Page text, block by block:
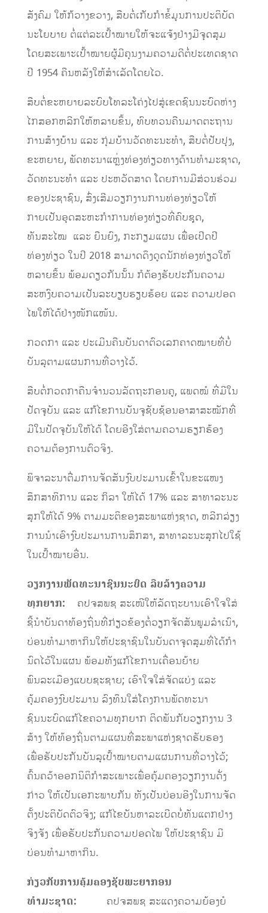
ສັງຄົມ ໃຫ້ກ້ວາງຂວາງ, ສືບຕໍ່ເກັບກໍາຂໍ້ມູນການປະຕິບັດ
ນະໂຍບາຍ ຕໍ່ແຕ່ລະເປົ້າໝາຍໃຫ້ຈະ​ແຈ້ງຢ່າງມີຈຸດສຸມ
ໂດຍສະເພາະເປົ້າໝາຍຜູ້ມີຄຸນງາມຄວາມດີ​ຕໍ່​ປະເທດຊາດ
ປີ 1954 ຄືນຫລັງໃຫ້ສໍາເລັດໂດຍໄວ.
​ສືບຕໍ່ຂະຫຍາຍ​ລະບົບ​ໂທລະ​ໂຄ່ງ​ໄປ​ສູ່​ເຂດ​ຊົນນະບົດ​ຫ່າງ​
ໄກ​ສອກຫລີກ​ໃຫ້​ຫລາຍ​ຂຶ້ນ, ທົບທວນຄືນມາດຕະຖານ
ການສ້າງບ້ານ ແລະ ກຸ່ມບ້ານວັດທະນະທຳ, ສືບຕໍ່ປັບປຸງ,
ຂະຫຍາຍ, ພັດທະນາແຫຼ່ງທ່ອງທ່ຽວທາງດ້ານທໍາມະຊາດ,
ວັດທະນະທຳ ແລະ ປະຫວັດສາດ ໂດຍການມີສ່ວນຮ່ວມ
ຂອງປະຊາຊົນ, ສົ່ງເສີມວຽກງານການທ່ອງທ່ຽວໃຫ້
ກາຍເປັນອຸດສະຫະກຳການທ່ອງທ່ຽວທີ່ຄົບຊຸດ,
ທັນສະໄໝ ແລະ ຍືນຍົງ, ກະກຽມແຜນ ເພື່ອເປີດປີ
ທ່ອງທ່ຽວ ​ໃນ​ປີ 2018 ​​ສາມາດ​ດຶງ​ດູດ​ນັກ​ທ່ອງ​ທ່ຽວ​ໃຫ້​
ຫລາຍ​ຂຶ້ນ ພ້ອມ​ດຽວ​ກັນ​ນັ້ນ​ ກໍຕ້ອງຮັບປະກັນຄວາມ
ສະຫງົບຄວາມ​ເປັນ​ລະບຽບ​ຮຽບຮ້ອຍ ​ແລະ ຄວາມປອດ
ໄພໃຫ້​ໄດ້​ຢ່າງ​ໜັກ​ແໜ້ນ.
ກວດກາ ແລະ ປະເມີນຄືນບັນດາ​ຕົວ​ເລກຄາດໝາຍທີ່ບໍ່
ບັນລຸຕາມແຜນການທີ່​ວາງ​ໄວ້.
ສືບຕໍ່ກວດກາຄືນຈຳນວນລັດຖະກອນຄູ, ແພດໝໍ ທີ່ມີໃນ
ປັດຈຸບັນ ແລະ ແກ້ໄຂການບັນຈຸຊັບຊ້ອນອາສາສະໝັກທີ່
ມີໃນປັດຈຸບັນ​ໃຫ້​ໄດ້​ ​ໂດຍ​ອີງໃສ່ຕາມຄວາມຮຽກຮ້ອງ
ຄວາມຕ້ອງການຕົວຈິງ.
ພິຈາລະນາ​ຕື່ມການຈັດສັນງົບປະມານເຂົ້າໃນຂະແໜງ
ສຶກສາທິການ ແລະ ກິລາ ໃຫ້ໄດ້ 17% ແລະ ສາທາລະນະ
ສຸກໃຫ້ໄດ້ 9% ຕາມມະຕິຂອງສະພາແຫ່ງຊາດ, ຫລີກ​ລ່ຽງ
ການ​ນຳ​​ເອົາ​ງົບປະມານ​ການ​ສຶກສາ​, ສາທາລະນະສຸກໄປ​ໃຊ້​
ໃນ​ເປົ້າ​ໝາຍ​ອື່ນ.
ວຽກງານພັດທະນາຊົນນະບົດ ລືບລ້າງຄວາມ
ທຸກຍາກ: ຄປຈສພຊ ສະເໜີໃຫ້ລັດຖະບານເອົາໃຈໃສ່
ຊີ້ນໍາບັນດາທ້ອງຖິ່ນທີ່ກ່ຽວຂ້ອງຕໍ່​ວຽກຈັດສັນພູມລໍາເນົາ,
ບ່ອນທໍາມາຫາກິນໃຫ້ປະຊາຊົນໃນບັນດາຈຸດສຸມທີ່ໄດ້ກໍາ
ນົດໄວ້ໃນແຜນ ພ້ອມທັງແກ້ໄຂການເຄື່ອນຍ້າຍ
ພົນລະເມືອງແບບຊະຊາຍ; ເອົາໃຈໃສ່ຈັດແບ່ງ ແລະ
ຄຸ້ມຄອງງົບປະມານ ລົງທຶນໃສ່ໂຄງການພັດທະນາ
ຊົນນະບົດແກ້ໄຂຄວາມທຸກຍາກ ຕິດພັນກັບວຽກງານ 3
ສ້າງ ໃຫ້ທ້ອງຖິ່ນຕາມແຜນທີ່ສະພາແຫ່ງຊາດຮັບຮອງ
ເພື່ອຮັບປະກັນບັນລຸເປົ້າໝາຍຕາມແຜນການທີ່ວາງໄວ້;
ຄົ້ນຄວ້າອອກ​​​ນິຕິ​ກຳ​ສະ​ເພາະ​ເພື່ອ​ຄຸ້ມ​ຄອງ​ວຽກ​ງານ​ດັ່ງ
ກ່າວ ໃຫ້​ເປັນ​ເອກະ​ພາບ​ກັນ​ ທັງເປັນບ່ອນອີງໃນ​ການຈັດ​
ຕັ້ງ​ປະຕິ​ບັດຕົວຈິງ; ແກ້ໄຂບັນຫາລະເບີດບໍ່ທັນແຕກຢ່າງ
ຈິງຈັງ ເພື່ອຮັບປະກັນຄວາມປອດໄພ ໃຫ້ປະຊາຊົນ ມີ
ບ່ອນທຳມາຫາກິນ.
ກ່ຽວກັບການຄຸ້ມຄອງຊັບພະຍາກອນ
ທຳມະຊາດ: ຄປຈສພຊ ສະແດງຄວາມຍ້ອງຍໍ